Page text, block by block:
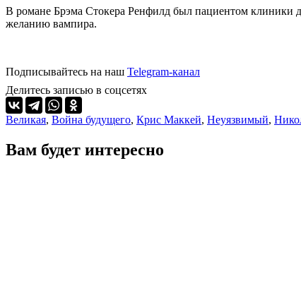
В романе Брэма Стокера Ренфилд был пациентом клиники
желанию вампира.
Подписывайтесь на наш Telegram-канал
Делитесь записью в соцсетях
Великая, Война будущего, Крис Маккей, Неуязвимый,
Вам будет интересно